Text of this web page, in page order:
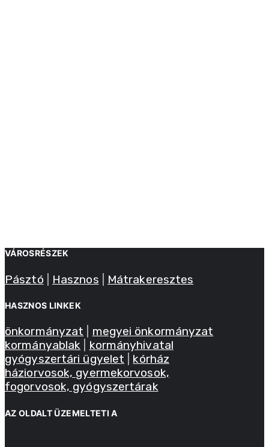
VÁROSRÉSZEK
Pásztó Hasznos Mátrakeresztes
HASZNOS LINKEK
önkormányzat
megyei önkormányzat
kormányablak
kormányhivatal
gyógyszertári ügyelet
kórház
háziorvosok, gyermekorvosok,
fogorvosok, gyógyszertárak
AZ OLDALT ÜZEMELTETI A